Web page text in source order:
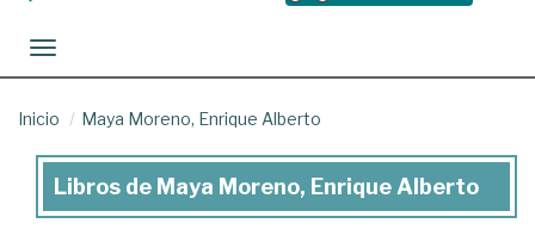
Toggle navigation
Inicio Maya Moreno, Enrique Alberto
Libros
Libros de Maya Moreno, Enrique Alberto